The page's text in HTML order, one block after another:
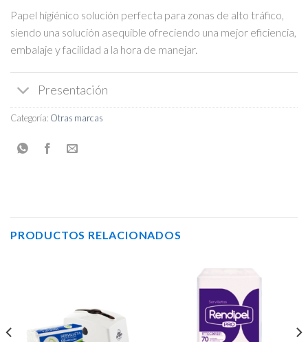
Papel higiénico solución perfecta para zonas de alto tráfico,
siendo una solución asequible ofreciendo una mejor eficiencia,
embalaje y facilidad a la hora de manejar.
Presentación
Categoría: Otras marcas
PRODUCTOS RELACIONADOS